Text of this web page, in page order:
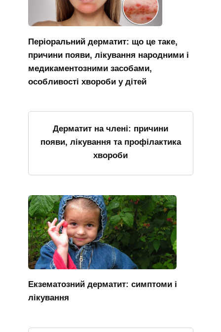
Періоральний дерматит: що це таке,
причини появи, лікування народними і
медикаментозними засобами,
особливості хвороби у дітей
Дерматит на члені: причини
появи, лікування та профілактика
хвороби
Екзематозний дерматит: симптоми і
лікування